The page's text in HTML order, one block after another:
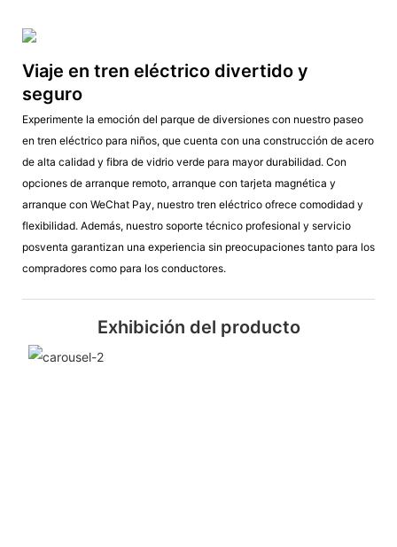
Viaje en tren eléctrico divertido y
seguro
Experimente la emoción del parque de diversiones con nuestro paseo
en tren eléctrico para niños, que cuenta con una construcción de acero
de alta calidad y fibra de vidrio verde para mayor durabilidad. Con
opciones de arranque remoto, arranque con tarjeta magnética y
arranque con WeChat Pay, nuestro tren eléctrico ofrece comodidad y
flexibilidad. Además, nuestro soporte técnico profesional y servicio
posventa garantizan una experiencia sin preocupaciones tanto para los
compradores como para los conductores.
Exhibición del producto